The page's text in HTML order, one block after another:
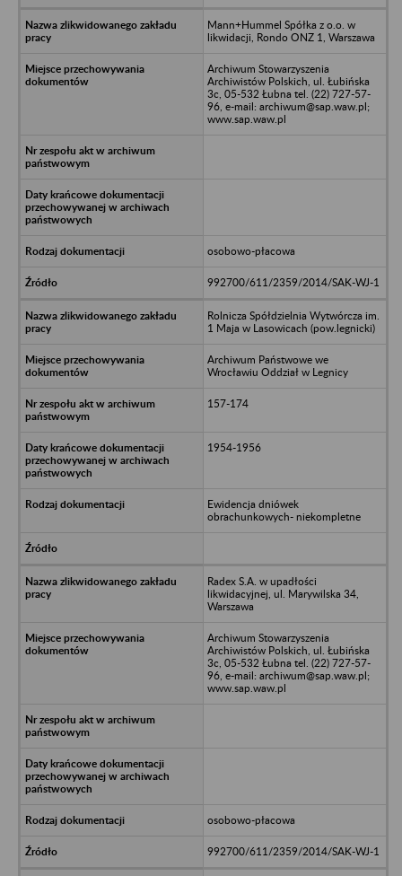
Mann+Hummel Spółka z o.o. w
likwidacji, Rondo ONZ 1, Warszawa
Archiwum Stowarzyszenia
Archiwistów Polskich, ul. Łubińska
3c, 05-532 Łubna tel. (22) 727-57-
96, e-mail: archiwum@sap.waw.pl;
www.sap.waw.pl
osobowo-płacowa
992700/611/2359/2014/SAK-WJ-1
Rolnicza Spółdzielnia Wytwórcza im.
1 Maja w Lasowicach (pow.legnicki)
Archiwum Państwowe we
Wrocławiu Oddział w Legnicy
157-174
1954-1956
Ewidencja dniówek
obrachunkowych- niekompletne
Radex S.A. w upadłości
likwidacyjnej, ul. Marywilska 34,
Warszawa
Archiwum Stowarzyszenia
Archiwistów Polskich, ul. Łubińska
3c, 05-532 Łubna tel. (22) 727-57-
96, e-mail: archiwum@sap.waw.pl;
www.sap.waw.pl
osobowo-płacowa
992700/611/2359/2014/SAK-WJ-1